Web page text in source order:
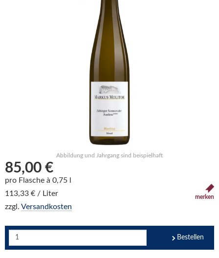
Abbildung und Jahrgang sind beispielhaft
85,00 €
pro Flasche à 0,75 l
113,33 € / Liter
zzgl. Versandkosten
merken
Bestellen